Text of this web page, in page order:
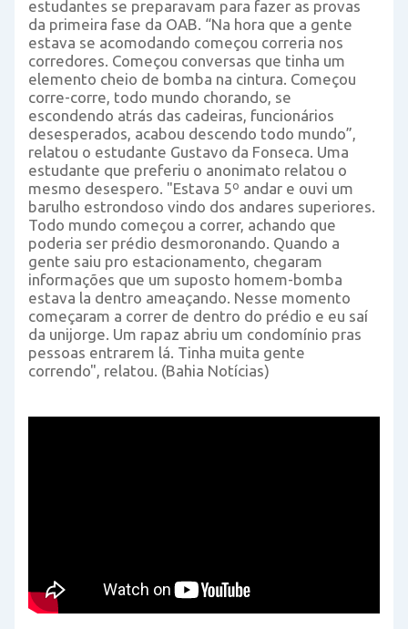
estudantes se preparavam para fazer as provas
da primeira fase da OAB. “Na hora que a gente
estava se acomodando começou correria nos
corredores. Começou conversas que tinha um
elemento cheio de bomba na cintura. Começou
corre-corre, todo mundo chorando, se
escondendo atrás das cadeiras, funcionários
desesperados, acabou descendo todo mundo”,
relatou o estudante Gustavo da Fonseca. Uma
estudante que preferiu o anonimato relatou o
mesmo desespero. "Estava 5º andar e ouvi um
barulho estrondoso vindo dos andares superiores.
Todo mundo começou a correr, achando que
poderia ser prédio desmoronando. Quando a
gente saiu pro estacionamento, chegaram
informações que um suposto homem-bomba
estava la dentro ameaçando. Nesse momento
começaram a correr de dentro do prédio e eu saí
da unijorge. Um rapaz abriu um condomínio pras
pessoas entrarem lá. Tinha muita gente
correndo", relatou. (Bahia Notícias)